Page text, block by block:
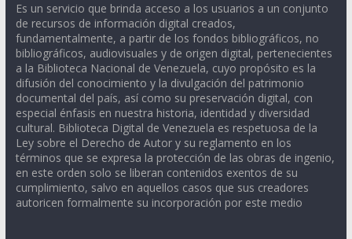
Es un servicio que brinda acceso a los usuarios a un conjunto
de recursos de información digital creados,
fundamentalmente, a partir de los fondos bibliográficos, no
bibliográficos, audiovisuales y de origen digital, pertenecientes
a la Biblioteca Nacional de Venezuela, cuyo propósito es la
difusión del conocimiento y la divulgación del patrimonio
documental del país, así como su preservación digital, con
especial énfasis en nuestra historia, identidad y diversidad
cultural. Biblioteca Digital de Venezuela es respetuosa de la
Ley sobre el Derecho de Autor y su reglamento en los
términos que se expresa la protección de las obras de ingenio,
en este orden solo se liberan contenidos exentos de su
cumplimiento, salvo en aquellos casos que sus creadores
autoricen formalmente su incorporación por este medio